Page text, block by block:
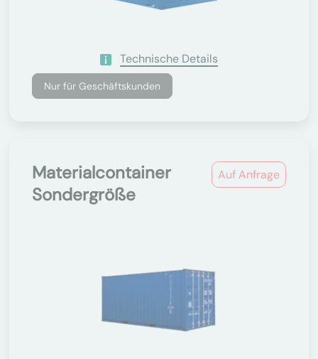
Technische Details
Nur für Geschäftskunden
Auf Anfrage
Materialcontainer
Sondergröße